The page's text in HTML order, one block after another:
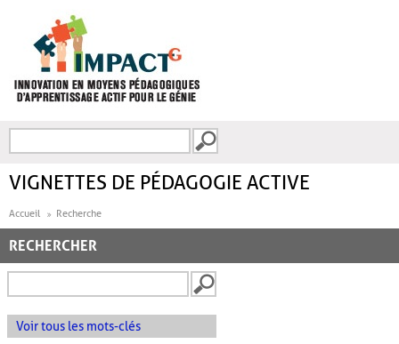
FORMULAIRE DE
VIGNETTES DE PÉDAGOGIE ACTIVE
Accueil Recherche
RECHERCHER
Voir tous les mots-clés